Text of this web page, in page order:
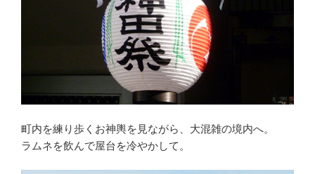
町内を練り歩くお神輿を見ながら、大混雑の境内へ。
ラムネを飲んで屋台を冷やかして。